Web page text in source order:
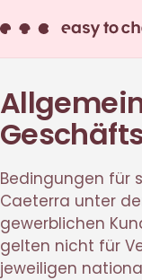
Bedingungen für
Caeterra unter
gewerblichen
gelten nicht für
jeweiligen